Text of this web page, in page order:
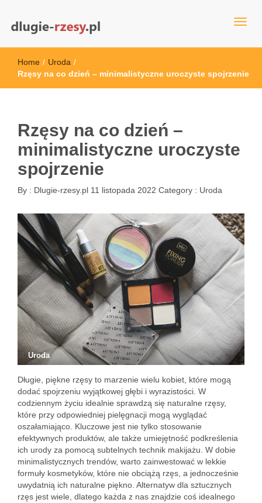
dlugie-rzesy.pl
Home / Uroda /
Rzęsy na co dzień – minimalistyczne uroczyste spojrzenie
Rzęsy na co dzień –
minimalistyczne uroczyste
spojrzenie
By : Dlugie-rzesy.pl 11 listopada 2022 Category : Uroda
Uroda
Długie, piękne rzęsy to marzenie wielu kobiet, które mogą
dodać spojrzeniu wyjątkowej głębi i wyrazistości. W
codziennym życiu idealnie sprawdzą się naturalne rzęsy,
które przy odpowiedniej pielęgnacji mogą wyglądać
oszałamiająco. Kluczowe jest nie tylko stosowanie
efektywnych produktów, ale także umiejętność podkreślenia
ich urody za pomocą subtelnych technik makijażu. W dobie
minimalistycznych trendów, warto zainwestować w lekkie
formuły kosmetyków, które nie obciążą rzęs, a jednocześnie
uwydatnią ich naturalne piękno. Alternatyw dla sztucznych
rzęs jest wiele, dlatego każda z nas znajdzie coś idealnego